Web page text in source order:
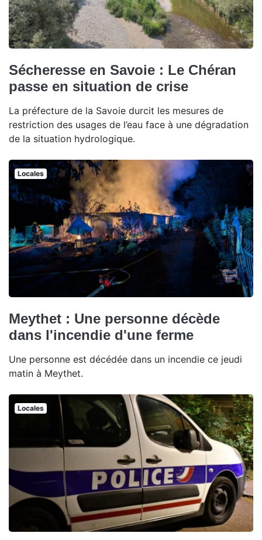
Sécheresse en Savoie : Le Chéran
passe en situation de crise
La préfecture de la Savoie durcit les mesures de
restriction des usages de l’eau face à une dégradation
de la situation hydrologique.
Locales
Meythet : Une personne décède
dans l'incendie d'une ferme
Une personne est décédée dans un incendie ce jeudi
matin à Meythet.
Locales